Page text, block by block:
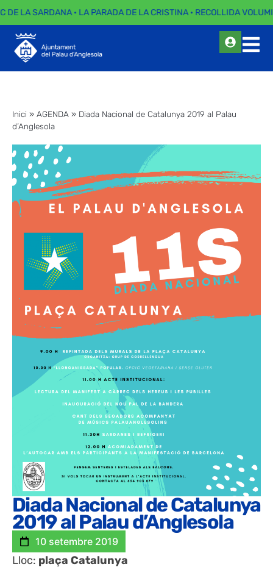
DE LA SARDANA · LA PARADA DE LA CRISTINA · RECOLLIDA
Inici » AGENDA » Diada Nacional de Catalunya 2019 al Palau
d’Anglesola
Diada Nacional de Catalunya
2019 al Palau d’Anglesola
10 setembre 2019
Lloc: plaça Catalunya